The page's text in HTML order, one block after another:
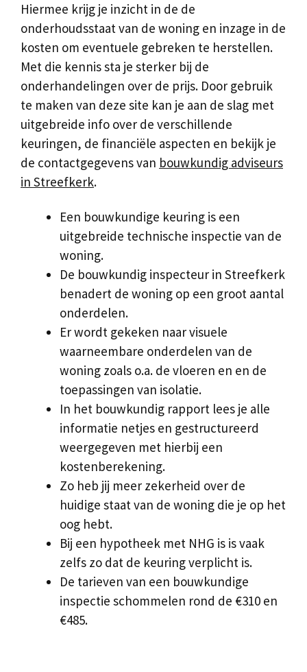
Hiermee krijg je inzicht in de de
onderhoudsstaat van de woning en inzage in de
kosten om eventuele gebreken te herstellen.
Met die kennis sta je sterker bij de
onderhandelingen over de prijs. Door gebruik
te maken van deze site kan je aan de slag met
uitgebreide info over de verschillende
keuringen, de financiële aspecten en bekijk je
de contactgegevens van bouwkundig adviseurs
in Streefkerk.
Een bouwkundige keuring is een
uitgebreide technische inspectie van de
woning.
De bouwkundig inspecteur in Streefkerk
benadert de woning op een groot aantal
onderdelen.
Er wordt gekeken naar visuele
waarneembare onderdelen van de
woning zoals o.a. de vloeren en en de
toepassingen van isolatie.
In het bouwkundig rapport lees je alle
informatie netjes en gestructureerd
weergegeven met hierbij een
kostenberekening.
Zo heb jij meer zekerheid over de
huidige staat van de woning die je op het
oog hebt.
Bij een hypotheek met NHG is is vaak
zelfs zo dat de keuring verplicht is.
De tarieven van een bouwkundige
inspectie schommelen rond de €310 en
€485.